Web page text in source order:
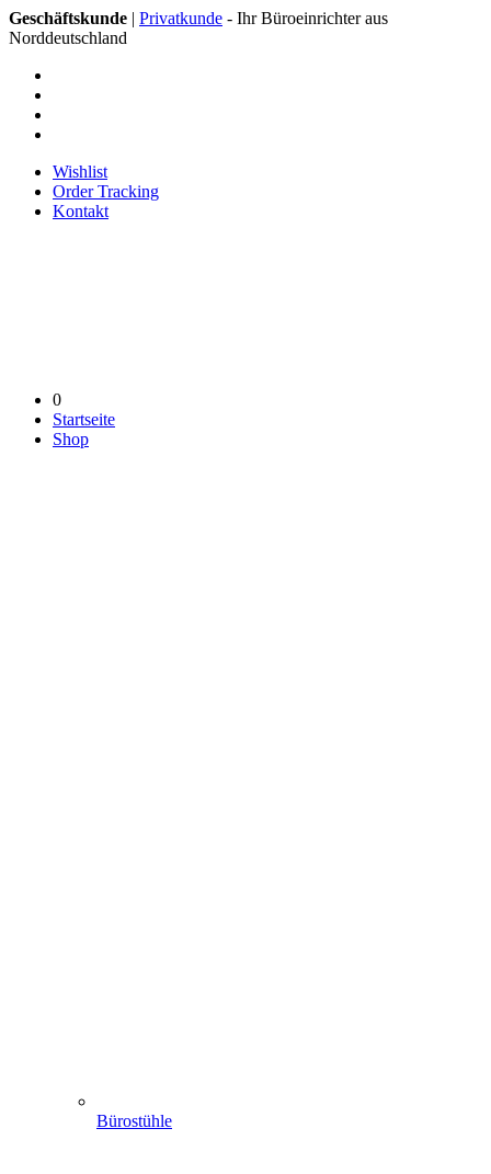
Geschäftskunde | Privatkunde - Ihr Büroeinrichter aus
Norddeutschland
Wishlist
Order Tracking
Kontakt
0
Startseite
Shop
Bürostühle